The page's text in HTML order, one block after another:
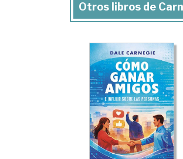
Otros libros de